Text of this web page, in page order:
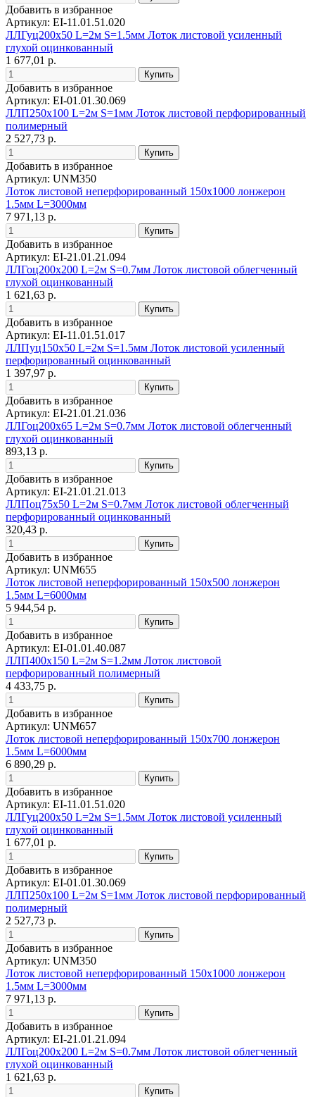
Добавить в избранное
Артикул: EI-11.01.51.020
ЛЛГуц200х50 L=2м S=1.5мм Лоток листовой усиленный
глухой оцинкованный
1 677,01 р.
Добавить в избранное
Артикул: EI-01.01.30.069
ЛЛП250х100 L=2м S=1мм Лоток листовой перфорированный
полимерный
2 527,73 р.
Добавить в избранное
Артикул: UNM350
Лоток листовой неперфорированный 150х1000 лонжерон
1.5мм L=3000мм
7 971,13 р.
Добавить в избранное
Артикул: EI-21.01.21.094
ЛЛГоц200х200 L=2м S=0.7мм Лоток листовой облегченный
глухой оцинкованный
1 621,63 р.
Добавить в избранное
Артикул: EI-11.01.51.017
ЛЛПуц150х50 L=2м S=1.5мм Лоток листовой усиленный
перфорированный оцинкованный
1 397,97 р.
Добавить в избранное
Артикул: EI-21.01.21.036
ЛЛГоц200х65 L=2м S=0.7мм Лоток листовой облегченный
глухой оцинкованный
893,13 р.
Добавить в избранное
Артикул: EI-21.01.21.013
ЛЛПоц75х50 L=2м S=0.7мм Лоток листовой облегченный
перфорированный оцинкованный
320,43 р.
Добавить в избранное
Артикул: UNM655
Лоток листовой неперфорированный 150х500 лонжерон
1.5мм L=6000мм
5 944,54 р.
Добавить в избранное
Артикул: EI-01.01.40.087
ЛЛП400х150 L=2м S=1.2мм Лоток листовой
перфорированный полимерный
4 433,75 р.
Добавить в избранное
Артикул: UNM657
Лоток листовой неперфорированный 150х700 лонжерон
1.5мм L=6000мм
6 890,29 р.
Добавить в избранное
Артикул: EI-11.01.51.020
ЛЛГуц200х50 L=2м S=1.5мм Лоток листовой усиленный
глухой оцинкованный
1 677,01 р.
Добавить в избранное
Артикул: EI-01.01.30.069
ЛЛП250х100 L=2м S=1мм Лоток листовой перфорированный
полимерный
2 527,73 р.
Добавить в избранное
Артикул: UNM350
Лоток листовой неперфорированный 150х1000 лонжерон
1.5мм L=3000мм
7 971,13 р.
Добавить в избранное
Артикул: EI-21.01.21.094
ЛЛГоц200х200 L=2м S=0.7мм Лоток листовой облегченный
глухой оцинкованный
1 621,63 р.